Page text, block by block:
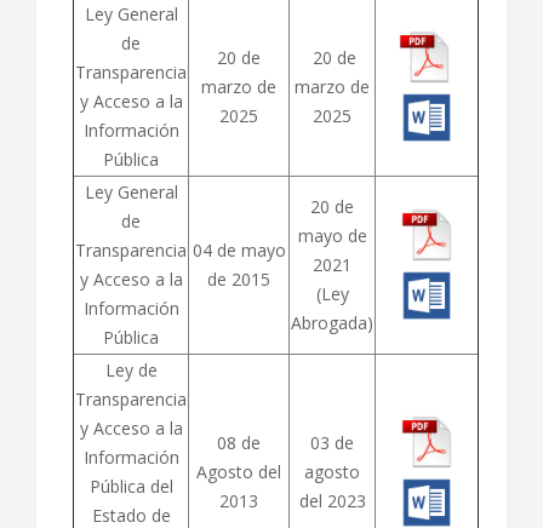
Ley General
de
Transparencia
y Acceso a la
Información
Pública
20 de
marzo de
2025
20 de
marzo de
2025
Ley General
de
Transparencia
y Acceso a la
Información
Pública
04 de mayo
de 2015
20 de
mayo de
2021
(Ley
Abrogada)
Ley de
Transparencia
y Acceso a la
Información
Pública del
Estado de
08 de
Agosto del
2013
03 de
agosto
del 2023